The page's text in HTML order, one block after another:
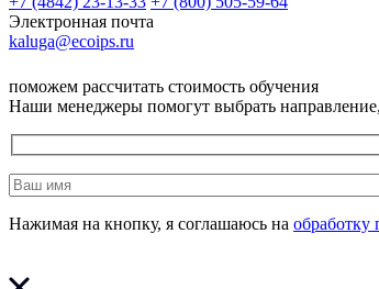
Электронная почта
kaluga@ecoips.ru
поможем рассчитать стоимость обучения
Наши менеджеры помогут выбрать
Нажимая на кнопку, я соглашаюсь на обработку